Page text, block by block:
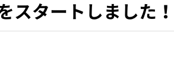
スタートしました！